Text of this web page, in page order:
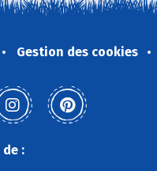
Gestion des cookies
: